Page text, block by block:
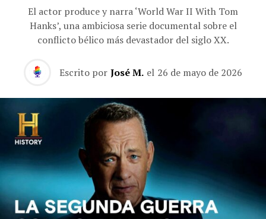
El actor produce y narra ‘World War II With Tom
Hanks’, una ambiciosa serie documental sobre el
conflicto bélico más devastador del siglo XX.
Escrito por José M. el 26 de mayo de 2026